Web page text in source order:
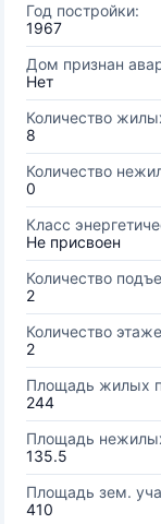
Год постройки:
1967
Дом признан
Нет
Количество
8
Количество
0
Класс
Не присвоен
Количество
2
Количество
2
Площадь жилых
244
Площадь
135.5
Площадь зем.
410